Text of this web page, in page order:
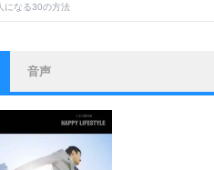
になる30の方法
い。
、他人を見ない。
人になる30の方法
音声